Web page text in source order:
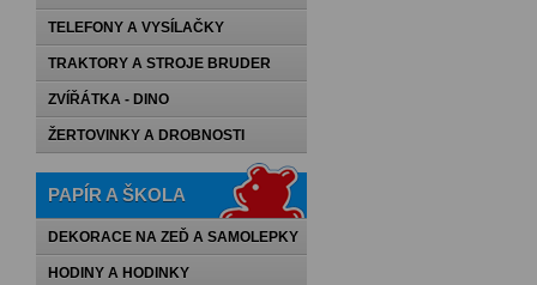
TELEFONY A VYSÍLAČKY
TRAKTORY A STROJE BRUDER
ZVÍŘÁTKA - DINO
ŽERTOVINKY A DROBNOSTI
PAPÍR A ŠKOLA
DEKORACE NA ZEĎ A SAMOLEPKY
HODINY A HODINKY